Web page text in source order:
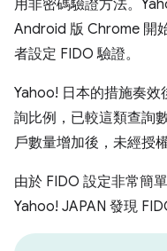
用非密碼驗證方法。
Android 版 Chrome 開
者設定 FIDO 驗證。
Yahoo! 日本的措施奏
詢比例，已較這類查詢
戶數量增加後，未經授
由於 FIDO 設定非常簡
Yahoo! JAPAN 發現